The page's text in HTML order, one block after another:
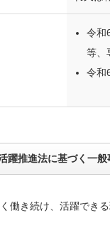
令和
等、
令和
躍推進法に基づく一
働き続け、活躍でき